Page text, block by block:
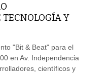
Y
"Bit & Beat" para el
en Av. Independencia
científicos y